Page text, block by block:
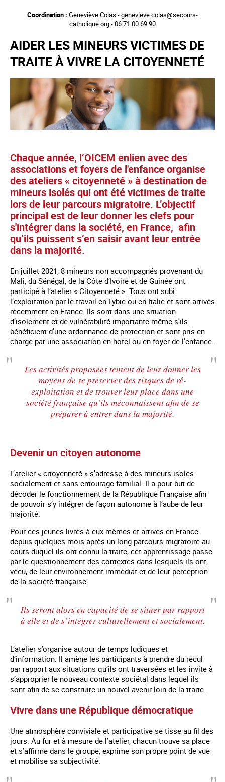
principal
Coordination : Geneviève Colas -genevieve.colas@secours-
catholique.org- 06 71 00 69 90
AIDER LES MINEURS VICTIMES DE
TRAITE À VIVRE LA CITOYENNETÉ
Chaque année, l’OICEM enlien avec des
associations et foyers de l'enfance organise
des ateliers « citoyenneté » à destination de
mineurs isolés qui ont été victimes de traite
lors de leur parcours migratoire. L’objectif
principal est de leur donner les clefs pour
s'intégrer dans la société, en France, afin
qu’ils puissent s’en saisir avant leur entrée
dans la majorité.
En juillet 2021, 8 mineurs non accompagnés provenant du
Mali, du Sénégal, de la Côte d’Ivoire et de Guinée ont
participé à l’atelier « Citoyenneté ». Tous ont subi
l’exploitation par le travail en Lybie ou en Italie et sont arrivés
récemment en France. Ils sont dans une situation
d’isolement et de vulnérabilité importante même s'ils
bénéficient d'une ordonnance de protection et sont pris en
charge par une association en hotel ou en foyer de l'enfance.
Les activités proposées tentent de leur donner les
moyens de se préserver des risques de ré-
exploitation et de trouver leur place dans une
société française qu’ils méconnaissent afin de se
préparer à entrer dans la majorité.
Devenir un citoyen autonome
L’atelier « citoyenneté » s’adresse à des mineurs isolés
socialement et sans entourage familial. Il a pour but de
décoder le fonctionnement de la République Française afin
de pouvoir s’y intégrer de façon autonome à l’aube de leur
majorité.
Pour ces jeunes livrés à eux-mêmes et arrivés en France
depuis quelques mois après un long parcours migratoire au
cours duquel ils ont connu la traite, cet apprentissage passe
par le questionnement des contextes dans lesquels ils ont
vécu, de leur environnement immédiat et de leur perception
de la société française.
Ils seront alors en capacité de se situer par rapport
à elle et de s’intégrer culturellement et socialement.
L’atelier s’organise autour de temps ludiques et
d’information. Il amène les participants à prendre du recul
par rapport aux situations qu’ils ont traversées et les invite à
s’approprier le nouveau contexte sociétal dans lequel ils
sont afin de se construire un nouvel avenir loin de la traite.
Vivre dans une République démocratique
Une atmosphère conviviale et participative se tisse au fil des
jours. Au fur et à mesure de l’atelier, chacun trouve sa place
et s’affirme dans le groupe, exprime son propre point de vue
et mobilise sa subjectivité.